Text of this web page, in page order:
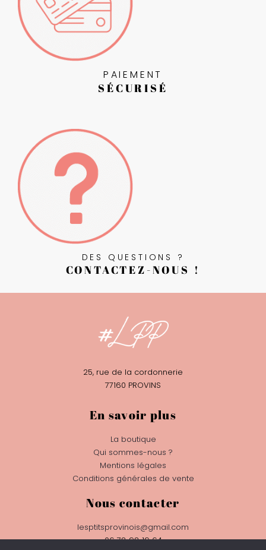
PAIEMENT
SÉCURISÉ
DES QUESTIONS ?
CONTACTEZ-NOUS !
25, rue de la cordonnerie
77160 PROVINS
En savoir plus
La boutique
Qui sommes-nous ?
Mentions légales
Conditions générales de vente
Nous contacter
lesptitsprovinois@gmail.com
06 78 98 19 64